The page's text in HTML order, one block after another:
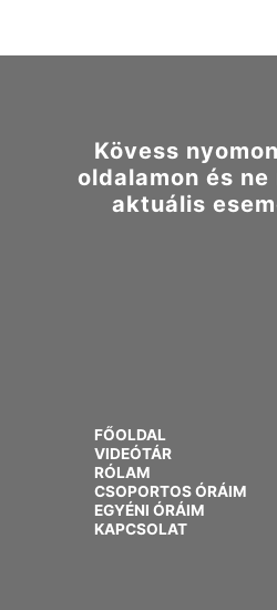
Kövess
oldalamon és
aktuális
FŐOLDAL
VIDEÓTÁR
RÓLAM
CSOPORTOS ÓRÁIM
EGYÉNI ÓRÁIM
KAPCSOLAT